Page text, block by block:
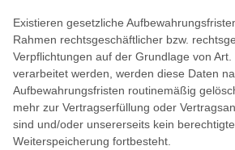
Existieren gesetzliche
Rahmen rechtsgeschäftlicher bzw.
Verpflichtungen auf der Grundlage von
verarbeitet werden, werden diese Daten
Aufbewahrungsfristen routinemäßig
mehr zur Vertragserfüllung oder
sind und/oder unsererseits kein
Weiterspeicherung fortbesteht.